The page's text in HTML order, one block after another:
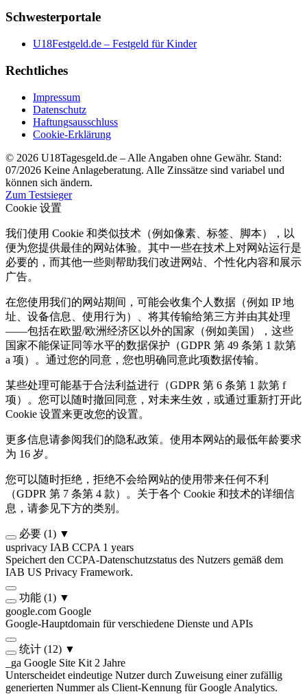
Schwesterportale
U18Festgeld.de – Festgeld für Kinder
Rechtliches
Impressum
Datenschutz
Haftungsausschluss
Cookie-Erklärung
© 2026 U18Tagesgeld.de – Alle Angaben ohne Gewähr. Stand:
07/2026 Keine Anlageberatung. Alle Zinssätze sind variabel und
können sich ändern.
Zum Testsieger
skip-to-actions
Cookie 设置
我们使用 Cookie 和类似技术（例如像素、标签、脚本），以
便为您提供最佳的网站体验。其中一些在技术上对网站运行是
必要的，而其他一些则帮助我们改进网站、个性化内容和展示
广告。
在您使用我们的网站期间，可能会收集个人数据（例如 IP 地
址、设备信息、使用行为）、将其传输给第三方并由其处理
——包括在欧盟/欧洲经济区以外的国家（例如美国），这些
国家不能保证同等水平的数据保护（GDPR 第 49 条第 1 款第
a 项）。通过您的同意，您也明确同意此项数据传输。
某些处理可能基于合法利益进行（GDPR 第 6 条第 1 款第 f
项）。您可以随时撤回同意，对未来生效，或通过重新打开此
Cookie 设置来更改您的设置。
更多信息请参阅我们的隐私政策。使用本网站的最低年龄要求
为 16 岁。
您可以随时拒绝，拒绝不会给网站的使用带来任何不利
（GDPR 第 7 条第 4 款）。关于各个 Cookie 和技术的详细信
息，请参见下方的类别。
必要 (1) ▼
usprivacy IAB CCPA 1 years
Speichert den CCPA-Datenschutzstatus des Nutzers gemäß dem
IAB US Privacy Framework.
功能 (1) ▼
google.com Google
Google-Hauptdomain für verschiedene Dienste und APIs
统计 (12) ▼
_ga Google Site Kit 2 Jahre
Unterscheidet eindeutige Nutzer durch Zuweisung einer zufällig
generierten Nummer als Client-Kennung für Google Analytics.